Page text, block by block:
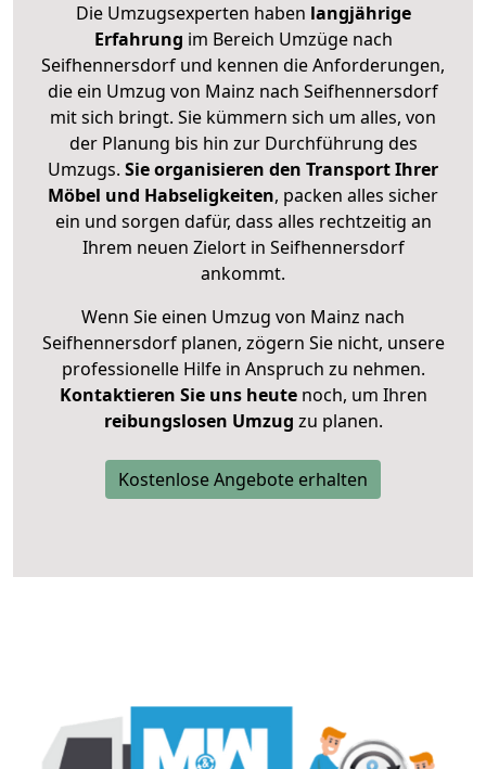
Die Umzugsexperten haben langjährige
Erfahrung im Bereich Umzüge nach
Seifhennersdorf und kennen die Anforderungen,
die ein Umzug von Mainz nach Seifhennersdorf
mit sich bringt. Sie kümmern sich um alles, von
der Planung bis hin zur Durchführung des
Umzugs. Sie organisieren den Transport Ihrer
Möbel und Habseligkeiten, packen alles sicher
ein und sorgen dafür, dass alles rechtzeitig an
Ihrem neuen Zielort in Seifhennersdorf
ankommt.
Wenn Sie einen Umzug von Mainz nach
Seifhennersdorf planen, zögern Sie nicht, unsere
professionelle Hilfe in Anspruch zu nehmen.
Kontaktieren Sie uns heutenoch, um Ihren
reibungslosen Umzug zu planen.
Kostenlose Angebote erhalten